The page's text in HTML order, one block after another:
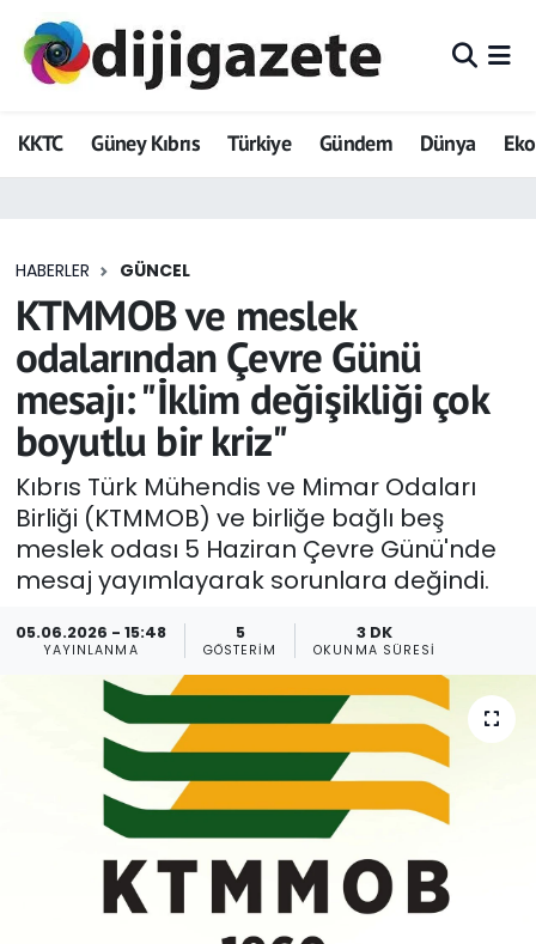
KKTC Güney Kıbrıs Türkiye Gündem Dünya
HABERLER GÜNCEL
KTMMOB ve meslek
odalarından Çevre Günü
mesajı: "İklim değişikliği çok
boyutlu bir kriz"
Kıbrıs Türk Mühendis ve Mimar Odaları
Birliği (KTMMOB) ve birliğe bağlı beş
meslek odası 5 Haziran Çevre Günü'nde
mesaj yayımlayarak sorunlara değindi.
05.06.2026 - 15:48
YAYINLANMA
5
GÖSTERIM
3 DK
OKUNMA SÜRESI
ADVERTORIAL
Dijigazete
Eğitim
Ekonomi
Foto Galeri
GEZİ
Güncel
Gündem
KKTC
KKTC YEREL SEÇİM 2018
Kültür Sanat
Magazin
Moda
Hava Durumu
Trafik Durumu
Tüm Manşetler
Son Dakika Haberleri
Haber Arşivi